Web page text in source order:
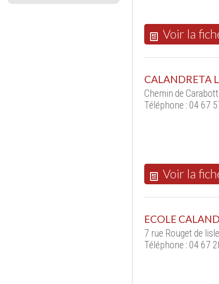
Voir la
CALANDRETA
Chemin de
Téléphone : 04 67
Voir la
ECOLE
7 rue Rouget de
Téléphone : 04 67